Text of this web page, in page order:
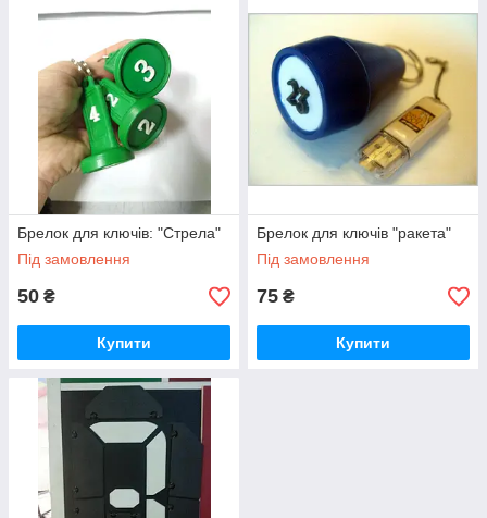
Брелок для ключів: "Стрела"
Під замовлення
50 ₴
Купити
Брелок для ключів "ракета"
Під замовлення
75 ₴
Купити